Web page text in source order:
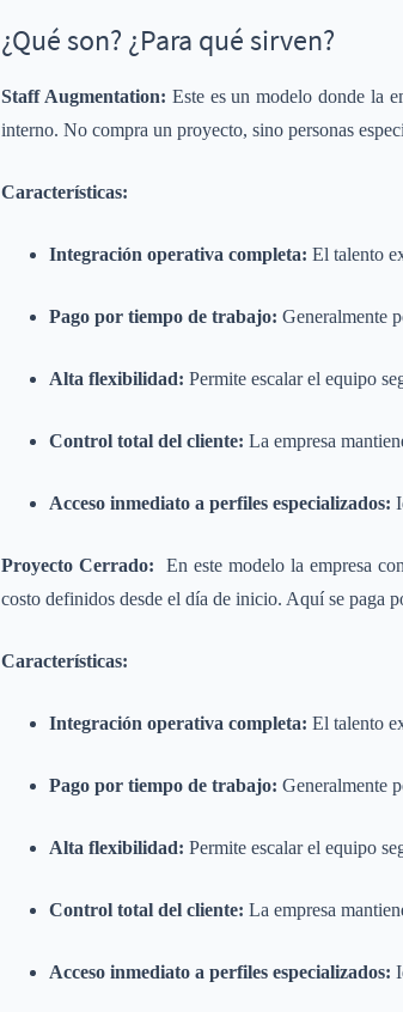
¿Qué son? ¿Para qué sirven?
Staff Augmentation: Este es un modelo donde la
interno. No compra un proyecto, sino personas
Características:
Integración operativa completa: El talento
Pago por tiempo de trabajo: Generalmente
Alta flexibilidad: Permite escalar el equipo
Control total del cliente: La empresa
Acceso inmediato a perfiles especializados:
Proyecto Cerrado: En este modelo la empresa
costo definidos desde el día de inicio. Aquí se paga
Características:
Integración operativa completa: El talento
Pago por tiempo de trabajo: Generalmente
Alta flexibilidad: Permite escalar el equipo
Control total del cliente: La empresa
Acceso inmediato a perfiles especializados: